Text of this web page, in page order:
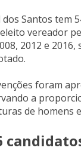
Santos tem
vereador
2012 e
foram
a
de homens